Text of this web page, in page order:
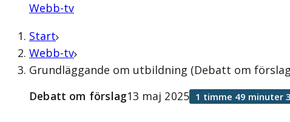
Webb-tv
Start
Webb-tv
Grundläggande om utbildning (Debatt om
Debatt om förslag13 maj 2025 1 timme 49 minuter